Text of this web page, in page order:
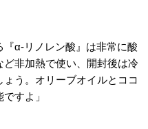
『α-リノレン酸』は非常に酸
非加熱で使い、開封後は冷
う。オリーブオイルとココ
すよ」